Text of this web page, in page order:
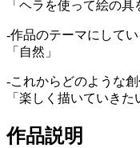
「ヘラを使って絵の
‐作品のテーマにして
「自然」
‐これからどのような
「楽しく描いていきた
作品説明